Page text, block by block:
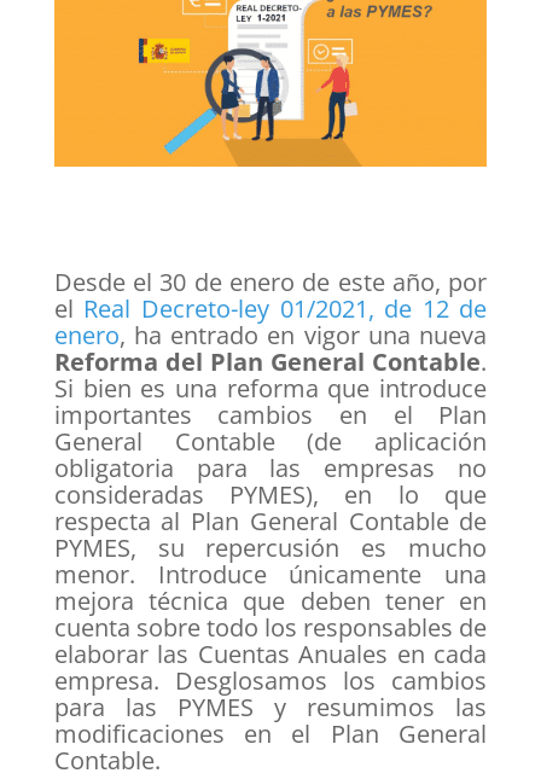
Desde el 30 de enero de este año, por
el Real Decreto-ley 01/2021, de 12 de
enero, ha entrado en vigor una nueva
Reforma del Plan General Contable.
Si bien es una reforma que introduce
importantes cambios en el Plan
General Contable (de aplicación
obligatoria para las empresas no
consideradas PYMES), en lo que
respecta al Plan General Contable de
PYMES, su repercusión es mucho
menor. Introduce únicamente una
mejora técnica que deben tener en
cuenta sobre todo los responsables de
elaborar las Cuentas Anuales en cada
empresa. Desglosamos los cambios
para las PYMES y resumimos las
modificaciones en el Plan General
Contable.